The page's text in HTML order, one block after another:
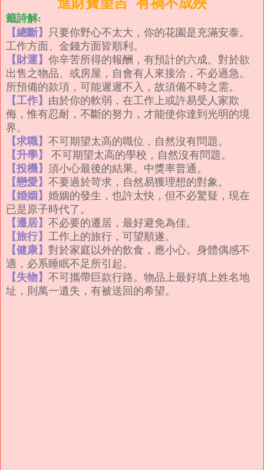
籤詩解:
【總斷】 只要你野心不太大，你的花園是充滿安泰。
工作方面、金錢方面皆順利。
【財運】 你辛苦所得的報酬，有預計的六成。對於欲
出售之物品、或房屋，自會有人來接洽，不必過急。
所預備的款項，可能遲遲不入，故須備不時之需。
【工作】 由於你的軟弱，在工作上或許易受人家欺
侮，惟有忍耐，不斷的努力，才能使你達到光明的境
界。
【求職】 不可期望太高的職位，自然沒有問題。
【升學】 不可期望太高的學校，自然沒有問題。
【投機】 須小心最後的結果。中獎率普通。
【戀愛】 不要過於苛求，自然易獲理想的對象。
【婚姻】 婚姻的發生，也許太快，但不必驚疑，現在
已是原子時代了。
【遷居】 不必要的遷居，最好避免為佳。
【旅行】 工作上的旅行，可望順遂。
【健康】 對於家庭以外的飲食，應小心。身體偶感不
適，必系睡眠不足所引起。
【失物】 不可攜帶巨款行路。物品上最好填上姓名地
址，則萬一遺失，有被送回的希望。